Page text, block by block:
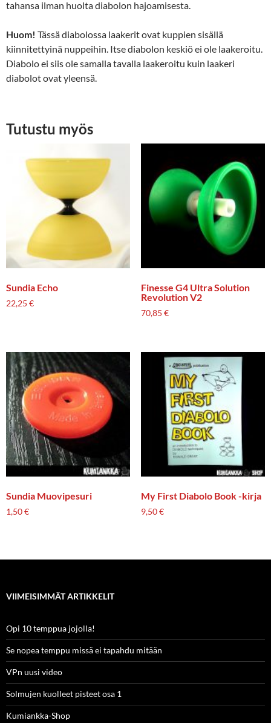
tahansa ilman huolta diabolon hajoamisesta.
Huom! Tässä diabolossa laakerit ovat kuppien sisällä
kiinnitettyinä nuppeihin. Itse diabolon keskiö ei ole laakeroitu.
Diabolo ei siis ole samalla tavalla laakeroitu kuin laakeri
diabolot ovat yleensä.
Tutustu myös
Sundia Echo
22,25 €
Finesse G4 Ultra Solution
Revolution V2
70,85 €
Sundia Muovipesuri
1,50€
My First Diabolo Book -kirja
9,50€
VIIMEISIMMÄT ARTIKKELIT
Opi 10 temppua jojolla!
Se nopea temppu missä ei tapahdu mitään
VPn uusi video
Solmujen kuolleet pisteet osa 1
Kumiankka-Shop